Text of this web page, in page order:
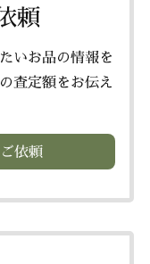
頼
いお品の情報を
査定額をお伝え
依頼